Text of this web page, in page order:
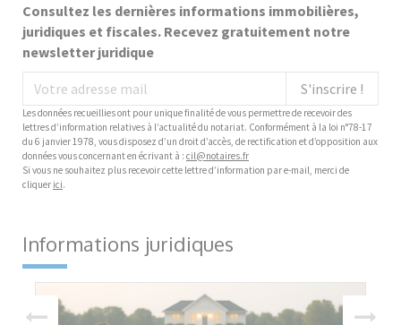
Consultez les dernières informations immobilières,
juridiques et fiscales. Recevez gratuitement notre
newsletter juridique
S'inscrire !
Les données recueillies ont pour unique finalité de vous permettre de recevoir des
lettres d’information relatives à l’actualité du notariat. Conformément à la loi n°78-17
du 6 janvier 1978, vous disposez d’un droit d’accès, de rectification et d’opposition aux
données vous concernant en écrivant à : cil@notaires.fr
Si vous ne souhaitez plus recevoir cette lettre d’information par e-mail, merci de
cliquer ici.
Informations juridiques